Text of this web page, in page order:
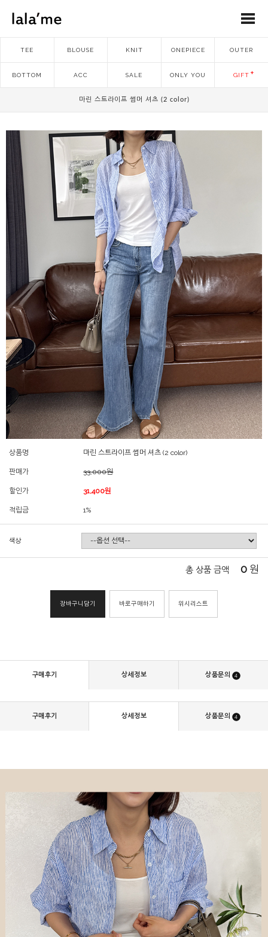
TEE BLOUSE KNIT ONEPIECE OUTER
BOTTOM ACC SALE ONLY YOU GIFT
마린 스트라이프 썸머 셔츠 (2 color)
상품명 마린 스트라이프 썸머 셔츠 (2 color)
판매가 33,000원
할인가 31,400원
적립금 1%
색상
총 상품 금액 0 원
장바구니담기 바로구매하기 위시리스트
구매후기 상세정보 상품문의 4
구매후기 상세정보 상품문의 4